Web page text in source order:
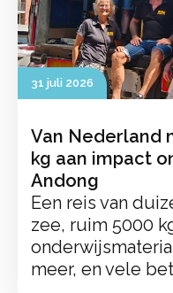
31 juli 2026
Van Nederland
kg aan impact
Andong
Een reis van
zee, ruim 5000
meer, en vele